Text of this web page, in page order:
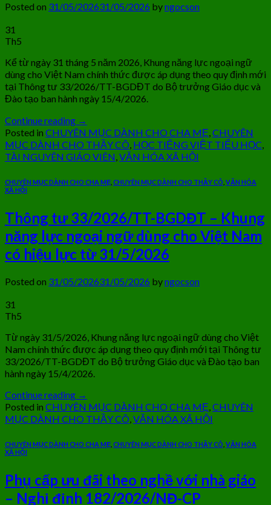
Posted on 31/05/202631/05/2026 byngocson
31
Th5
Kể từ ngày 31 tháng 5 năm 2026, Khung năng lực ngoại ngữ
dùng cho Việt Nam chính thức được áp dụng theo quy định mới
tại Thông tư 33/2026/TT-BGDĐT do Bộ trưởng Giáo dục và
Đào tạo ban hành ngày 15/4/2026.
Continue reading →
Posted in CHUYÊN MỤC DÀNH CHO CHA MẸ,CHUYÊN
MỤC DÀNH CHO THẦY CÔ, HỌC TIẾNG VIỆT TIỂU HỌC,
TÀI NGUYÊN GIÁO VIÊN,VĂN HÓA XÃ HỘI
CHUYÊN MỤC DÀNH CHO CHA MẸ CHUYÊN MỤC DÀNH CHO THẦY CÔ VĂN HÓA
XÃ HỘI
Thông tư 33/2026/TT-BGDĐT – Khung
năng lực ngoại ngữ dùng cho Việt Nam
có hiệu lực từ 31/5/2026
Posted on 31/05/202631/05/2026 byngocson
31
Th5
Từ ngày 31/5/2026, Khung năng lực ngoại ngữ dùng cho Việt
Nam chính thức được áp dụng theo quy định mới tại Thông tư
33/2026/TT-BGDĐT do Bộ trưởng Giáo dục và Đào tạo ban
hành ngày 15/4/2026.
Continue reading →
Posted in CHUYÊN MỤC DÀNH CHO CHA MẸ,CHUYÊN
MỤC DÀNH CHO THẦY CÔ,VĂN HÓA XÃ HỘI
CHUYÊN MỤC DÀNH CHO CHA MẸ CHUYÊN MỤC DÀNH CHO THẦY CÔ VĂN HÓA
XÃ HỘI
Phụ cấp ưu đãi theo nghề với nhà giáo
– Nghị định 182/2026/NĐ-CP